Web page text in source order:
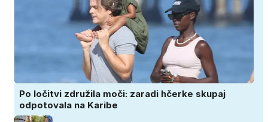
Po ločitvi združila moči: zaradi hčerke skupaj
odpotovala na Karibe